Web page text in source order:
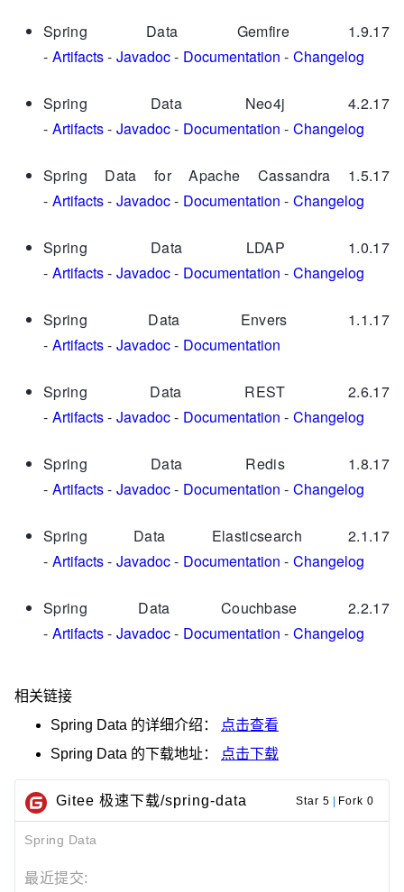
Spring Data Gemfire 1.9.17
- Artifacts- Javadoc- Documentation - Changelog
Spring Data Neo4j 4.2.17
- Artifacts- Javadoc- Documentation - Changelog
Spring Data for Apache Cassandra 1.5.17
- Artifacts- Javadoc- Documentation - Changelog
Spring Data LDAP 1.0.17
- Artifacts- Javadoc- Documentation - Changelog
Spring Data Envers 1.1.17
- Artifacts- Javadoc- Documentation
Spring Data REST 2.6.17
- Artifacts- Javadoc- Documentation - Changelog
Spring Data Redis 1.8.17
- Artifacts- Javadoc- Documentation - Changelog
Spring Data Elasticsearch 2.1.17
- Artifacts- Javadoc- Documentation - Changelog
Spring Data Couchbase 2.2.17
- Artifacts- Javadoc- Documentation - Changelog
相关链接
Spring Data 的详细介绍：
点击查看
Spring Data 的下载地址： 点击下载
Gitee 极速下载/spring-data Star 5 Fork 0
Spring Data
最近提交: